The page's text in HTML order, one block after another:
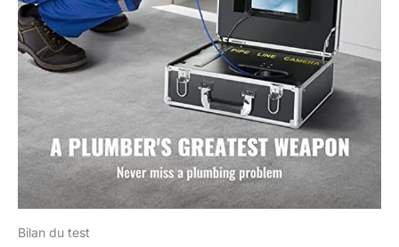
transférer les images et
les vidéos sur
l'ordinateur pour les
consulter et les
analyser
ultérieurement. Une
batterie au lithium de
4500 mAh permet de
travailler en continu
pendant 6 heures.
Emportez-la avec Vous
Bilan du test